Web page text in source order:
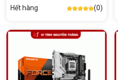
Hết hàng (0)